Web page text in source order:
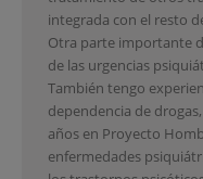
integrada con el resto
Otra parte importante
de las urgencias
También tengo
dependencia de
años en Proyecto
enfermedades